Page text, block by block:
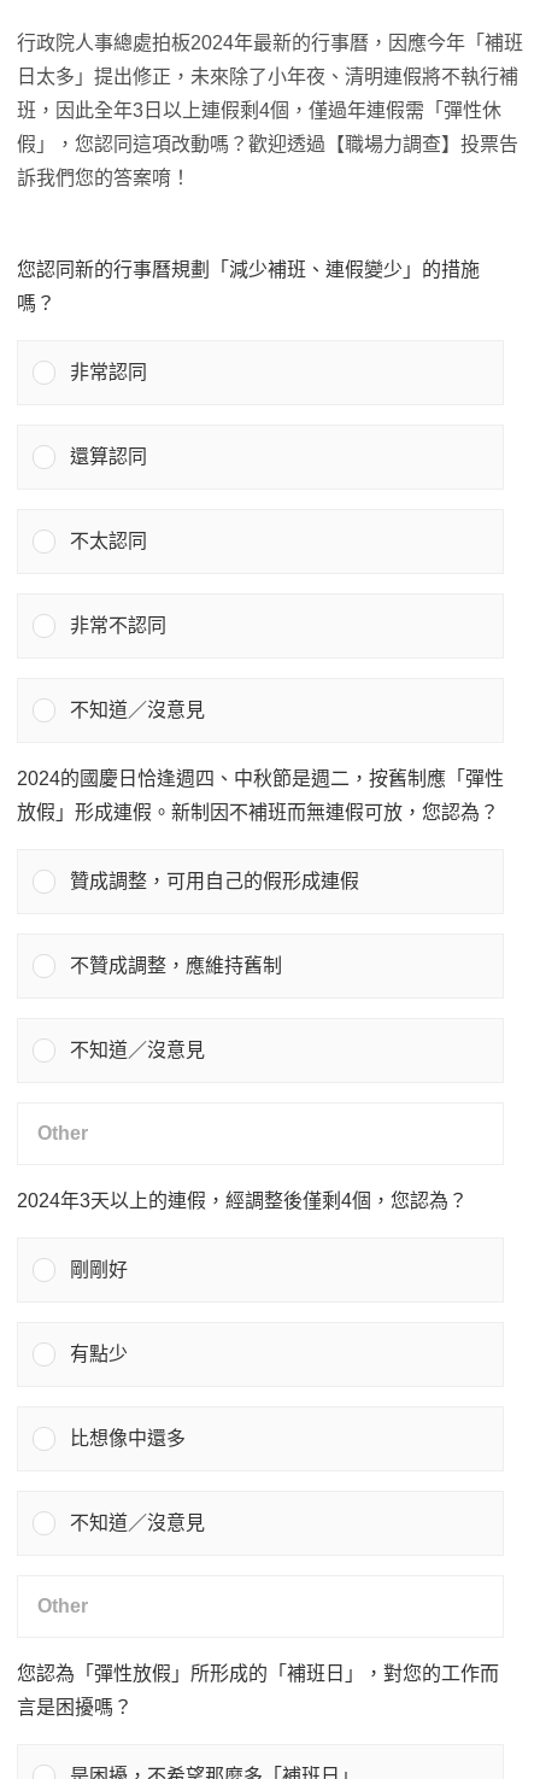
行政院人事總處拍板2024年最新的行事曆，因應今年「補班
日太多」提出修正，未來除了小年夜、清明連假將不執行補
班，因此全年3日以上連假剩4個，僅過年連假需「彈性休
假」，您認同這項改動嗎？歡迎透過【職場力調查】投票告
訴我們您的答案唷！
您認同新的行事曆規劃「減少補班、連假變少」的措施
嗎？
非常認同
還算認同
不太認同
非常不認同
不知道／沒意見
2024的國慶日恰逢週四、中秋節是週二，按舊制應「彈性
放假」形成連假。新制因不補班而無連假可放，您認為？
贊成調整，可用自己的假形成連假
不贊成調整，應維持舊制
不知道／沒意見
2024年3天以上的連假，經調整後僅剩4個，您認為？
剛剛好
有點少
比想像中還多
不知道／沒意見
您認為「彈性放假」所形成的「補班日」，對您的工作而
言是困擾嗎？